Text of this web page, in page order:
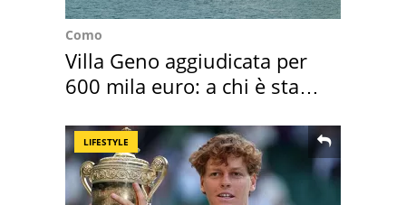
Como
Villa Geno aggiudicata per
600 mila euro: a chi è stata
LIFESTYLE